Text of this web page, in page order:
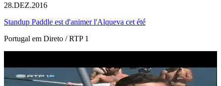
28.DEZ.2016
Standup Paddle est d'animer l'Alqueva cet été
Portugal em Direto / RTP 1